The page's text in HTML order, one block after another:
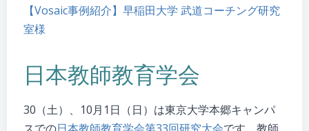
【Vosaic事例紹介】早稲田大学 武道コーチング研究
室様
日本教師教育学会
30（土）、10月1日（日）は東京大学本郷キャンパ
スでの日本教師教育学会第33回研究大会です。教師